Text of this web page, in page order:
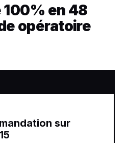
100% en 48
opératoire